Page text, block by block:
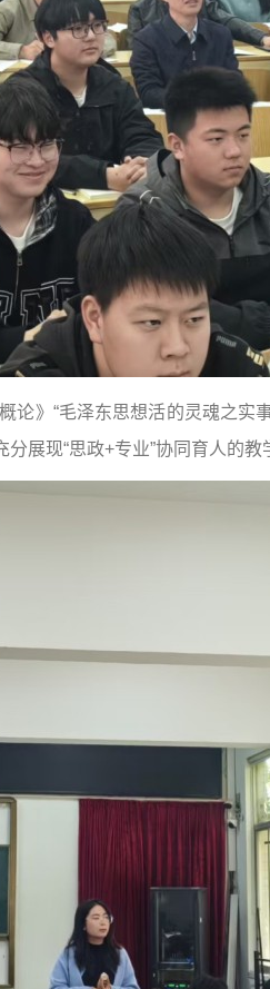
》“毛泽东思想活的灵魂之实
展现“思政+专业”协同育人的教